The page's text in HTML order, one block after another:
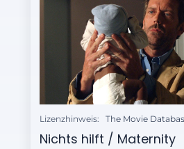
Lizenzhinweis: The Movie
Nichts hilft / Maternity